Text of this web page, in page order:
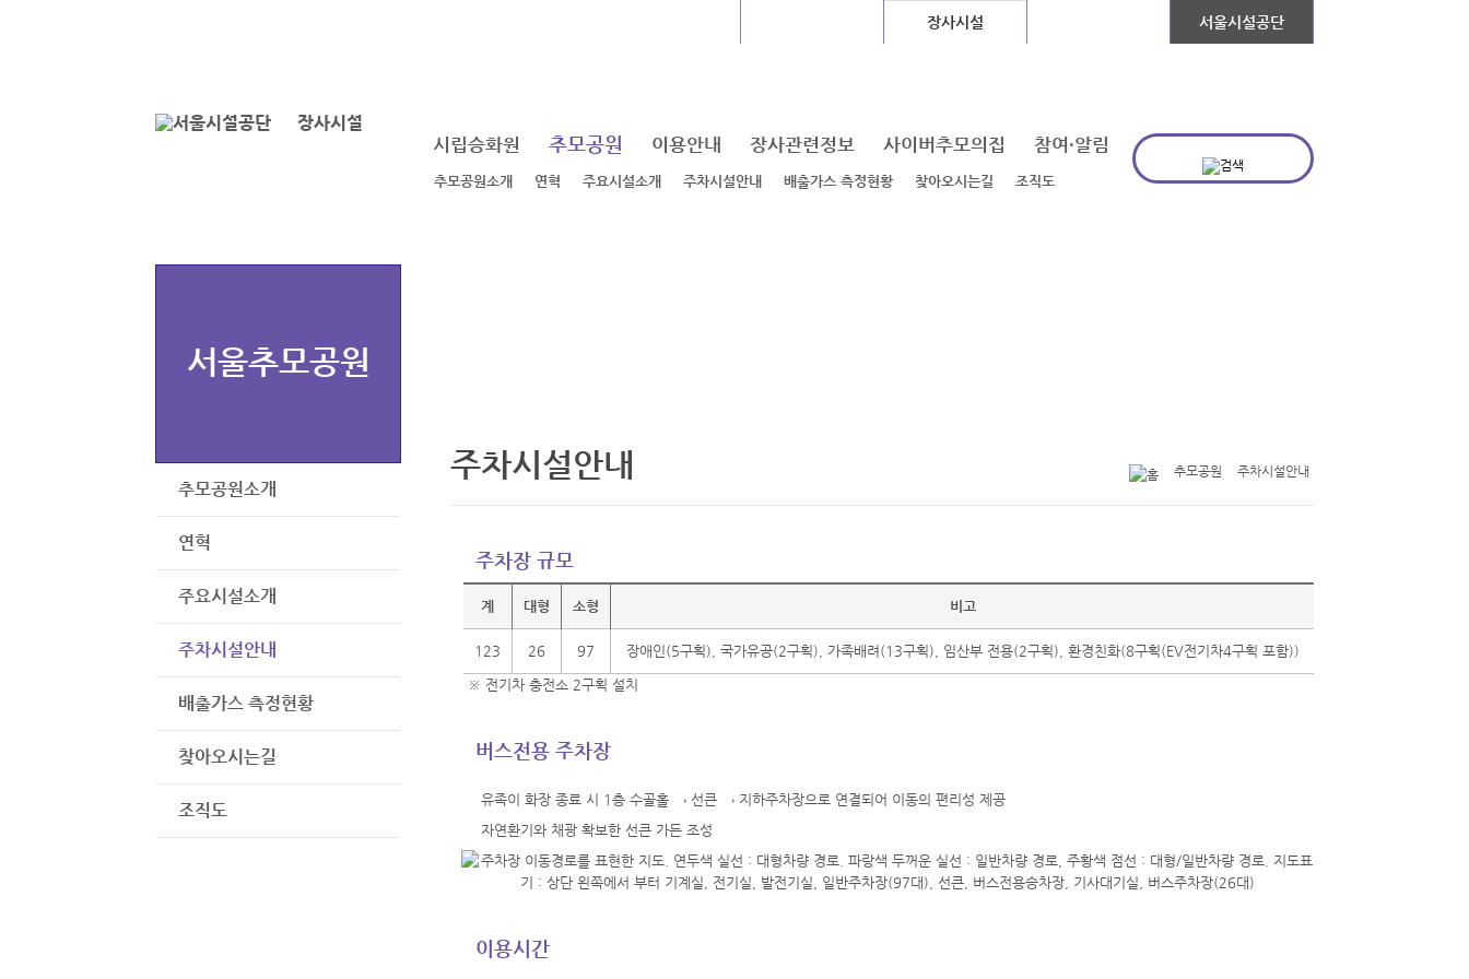
장사시설
장사시설 서울시설공단
시립승화원 추모공원
추모공원소개 연혁 주요시설소개 주차시설안내 배출가스 측정현황 찾아오시는길 조직도
이용안내 장사관련정보 사이버추모의집 참여·알림
서울추모공원
추모공원소개
연혁
주요시설소개
주차시설안내
배출가스 측정현황
찾아오시는길
조직도
주차시설안내 추모공원 주차시설안내
주차장 규모
계 대형 소형 비고
123 26 97 장애인(5구획), 국가유공(2구획), 가족배려(13구획), 임산부 전용(2구획), 환경친화(8구획(EV전기차4구획 포함))
※ 전기차 충전소 2구획 설치
버스전용 주차장
유족이 화장 종료 시 1층 수골홀 → 선큰 → 지하주차장으로 연결되어 이동의 편리성 제공
자연환기와 채광 확보한 선큰 가든 조성
이용시간